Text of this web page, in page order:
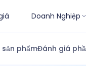
Doanh Nghiệp
phẩmĐánh giá